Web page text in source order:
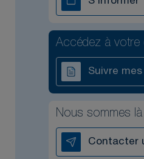
Accédez à votre
Suivre
Nous sommes
Contacter